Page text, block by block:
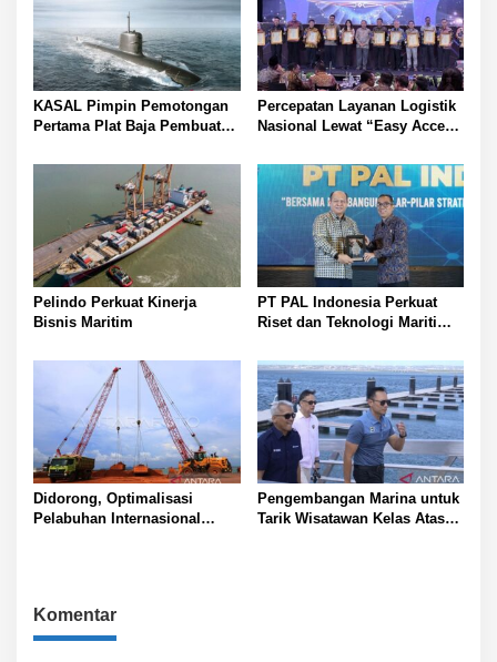
p
o
s
KASAL Pimpin Pemotongan
Pertama Plat Baja Pembuatan
Percepatan Layanan Logistik
Nasional Lewat “Easy Access
Pelindo Perkuat Kinerja
Bisnis Maritim
PT PAL Indonesia Perkuat
Riset dan Teknologi Maritim
Didorong, Optimalisasi
Pelabuhan Internasional
Pengembangan Marina untuk
Tarik Wisatawan Kelas Atas
Komentar